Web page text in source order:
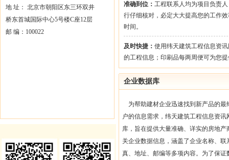
地 址： 北京市朝阳区东三环双井
桥东首城国际中心5号楼C座12层
邮 编：100022
准确到位： 工程联系人均为项目负责
行仔细核对，必定大大提高您的工作
时间。
及时快捷： 使用纬天建筑工程信息资
的工程信息；印刷品每两周便可为您
企业数据库
为帮助建材企业迅速找到新产品的最
户的信息需求，纬天建筑工程信息资
库，旨在提供大量准确、详实的房地
关企业数据信息，涵盖了企业名称、
真、地址、邮编等多项内容。为了保